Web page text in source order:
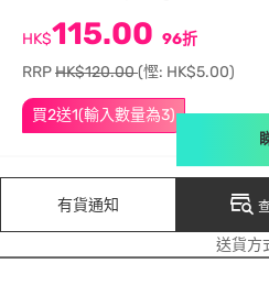
買2送1(輸入數量為3)
HK$115.00 96折
RRPHK$120.00(慳: HK$5.00)
有貨通知
送貨方